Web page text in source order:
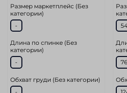
Размер маркетплейс (Без
категории)
-
Длина по спинке (Без
категории)
-
Обхват груди (Без категории)
76